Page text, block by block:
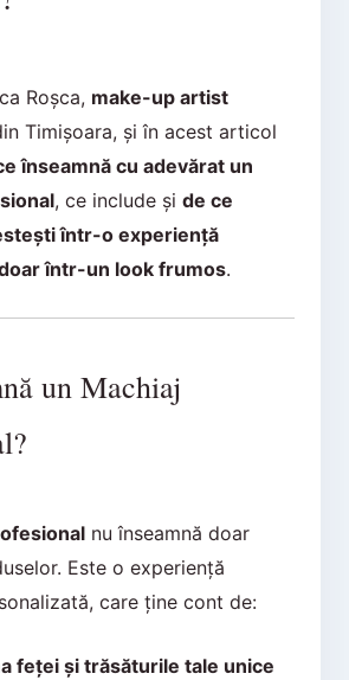
Roșca, make-up artist
Timișoara, și în acest articol
înseamnă cu adevărat un
, ce include și de ce
într-o experiență
într-un look frumos.
un Machiaj
nu înseamnă doar
Este o experiență
care ține cont de:
feței și trăsăturile tale unice